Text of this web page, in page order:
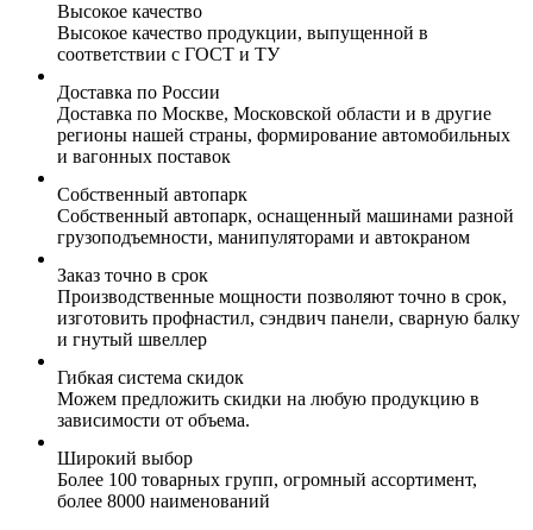
Высокое качество
Высокое качество продукции, выпущенной в
соответствии с ГОСТ и ТУ
Доставка по России
Доставка по Москве, Московской области и в другие
регионы нашей страны, формирование автомобильных
и вагонных поставок
Собственный автопарк
Собственный автопарк, оснащенный машинами разной
грузоподъемности, манипуляторами и автокраном
Заказ точно в срок
Производственные мощности позволяют точно в срок,
изготовить профнастил, сэндвич панели, сварную балку
и гнутый швеллер
Гибкая система скидок
Можем предложить скидки на любую продукцию в
зависимости от объема.
Широкий выбор
Более 100 товарных групп, огромный ассортимент,
более 8000 наименований